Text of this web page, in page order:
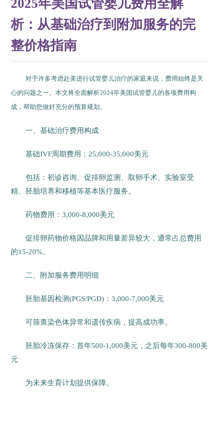
2025年美国试管婴儿费用全解
析：从基础治疗到附加服务的完
整价格指南
对于许多考虑赴美进行试管婴儿治疗的家庭来说，费用始终是关
心的问题之一。本文将全面解析2024年美国试管婴儿的各项费用构
成，帮助您做好充分的预算规划。
一、基础治疗费用构成
基础IVF周期费用：25,000-35,000美元
包括：初诊咨询、促排卵监测、取卵手术、实验室受
精、胚胎培养和移植等基本医疗服务。
药物费用：3,000-8,000美元
促排卵药物价格因品牌和用量差异较大，通常占总费用
的15-20%。
二、附加服务费用明细
胚胎基因检测(PGS/PGD)：3,000-7,000美元
可筛查染色体异常和遗传疾病，提高成功率。
胚胎冷冻保存：首年500-1,000美元，之后每年300-800美
元
为未来生育计划提供保障。